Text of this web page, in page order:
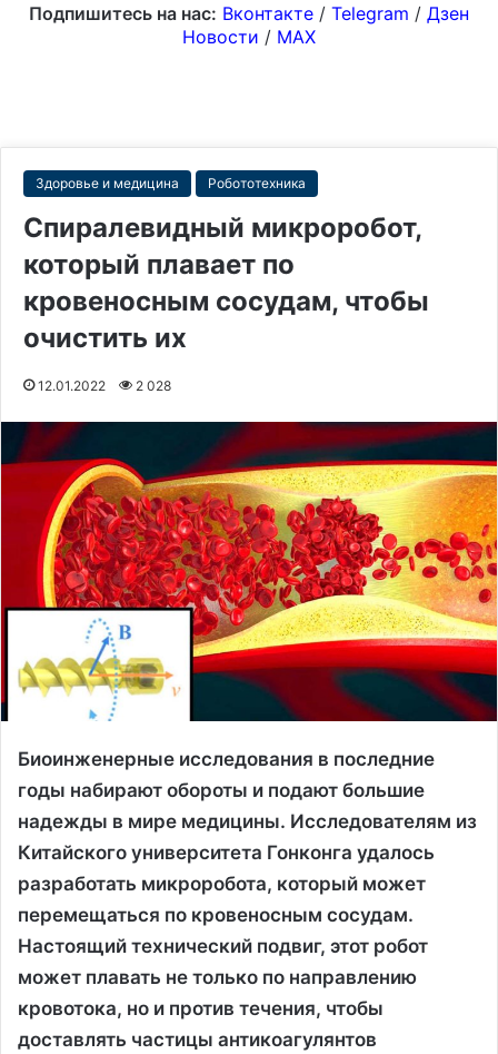
Подпишитесь на нас: Вконтакте / Telegram / Дзен
Новости / MAX